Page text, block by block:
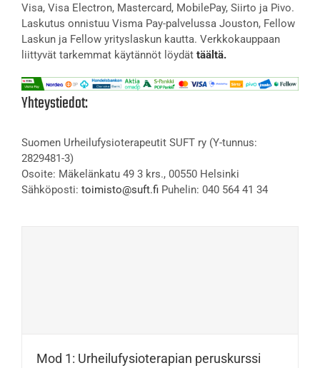
Visa, Visa Electron, Mastercard, MobilePay, Siirto ja Pivo.
Laskutus onnistuu Visma Pay-palvelussa Jouston, Fellow
Laskun ja Fellow yrityslaskun kautta. Verkkokauppaan
liittyvät tarkemmat käytännöt löydät täältä.
Yhteystiedot:
Suomen Urheilufysioterapeutit SUFT ry (Y-tunnus:
2829481-3)
Osoite: Mäkelänkatu 49 3 krs., 00550 Helsinki
Sähköposti: toimisto@suft.fi Puhelin: 040 564 41 34
Mod 1: Urheilufysioterapian peruskurssi